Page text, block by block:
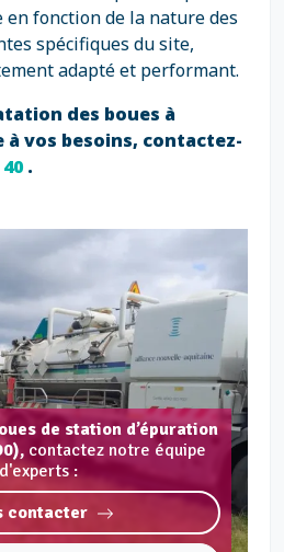
fonction de la nature des
spécifiques du site,
adapté et performant.
des boues à
à vos besoins, contactez-
40.
de station d’épuration
contactez notre équipe
d'experts :
contacter